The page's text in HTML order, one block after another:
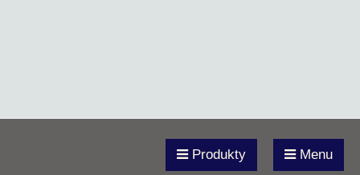
Produkty Menu